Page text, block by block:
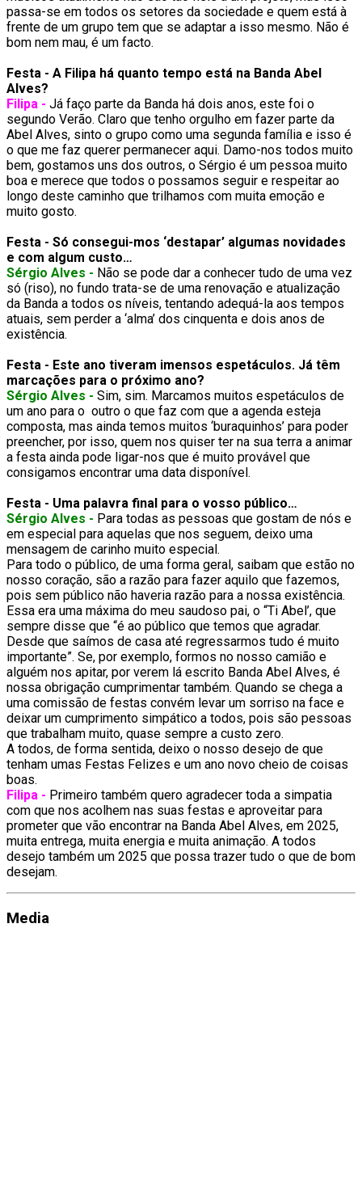
passa-se em todos os setores da sociedade e quem está à
frente de um grupo tem que se adaptar a isso mesmo. Não é
bom nem mau, é um facto.
Festa - A Filipa há quanto tempo está na Banda Abel
Alves?
Filipa - Já faço parte da Banda há dois anos, este foi o
segundo Verão. Claro que tenho orgulho em fazer parte da
Abel Alves, sinto o grupo como uma segunda família e isso é
o que me faz querer permanecer aqui. Damo-nos todos muito
bem, gostamos uns dos outros, o Sérgio é um pessoa muito
boa e merece que todos o possamos seguir e respeitar ao
longo deste caminho que trilhamos com muita emoção e
muito gosto.
Festa - Só consegui-mos ‘destapar’ algumas novidades
e com algum custo…
Sérgio Alves - Não se pode dar a conhecer tudo de uma vez
só (riso), no fundo trata-se de uma renovação e atualização
da Banda a todos os níveis, tentando adequá-la aos tempos
atuais, sem perder a ‘alma’ dos cinquenta e dois anos de
existência.
Festa - Este ano tiveram imensos espetáculos. Já têm
marcações para o próximo ano?
Sérgio Alves - Sim, sim. Marcamos muitos espetáculos de
um ano para o outro o que faz com que a agenda esteja
composta, mas ainda temos muitos ‘buraquinhos’ para poder
preencher, por isso, quem nos quiser ter na sua terra a animar
a festa ainda pode ligar-nos que é muito provável que
consigamos encontrar uma data disponível.
Festa - Uma palavra final para o vosso público…
Sérgio Alves - Para todas as pessoas que gostam de nós e
em especial para aquelas que nos seguem, deixo uma
mensagem de carinho muito especial.
Para todo o público, de uma forma geral, saibam que estão no
nosso coração, são a razão para fazer aquilo que fazemos,
pois sem público não haveria razão para a nossa existência.
Essa era uma máxima do meu saudoso pai, o “Ti Abel’, que
sempre disse que “é ao público que temos que agradar.
Desde que saímos de casa até regressarmos tudo é muito
importante”. Se, por exemplo, formos no nosso camião e
alguém nos apitar, por verem lá escrito Banda Abel Alves, é
nossa obrigação cumprimentar também. Quando se chega a
uma comissão de festas convém levar um sorriso na face e
deixar um cumprimento simpático a todos, pois são pessoas
que trabalham muito, quase sempre a custo zero.
A todos, de forma sentida, deixo o nosso desejo de que
tenham umas Festas Felizes e um ano novo cheio de coisas
boas.
Filipa - Primeiro também quero agradecer toda a simpatia
com que nos acolhem nas suas festas e aproveitar para
prometer que vão encontrar na Banda Abel Alves, em 2025,
muita entrega, muita energia e muita animação. A todos
desejo também um 2025 que possa trazer tudo o que de bom
desejam.
Media